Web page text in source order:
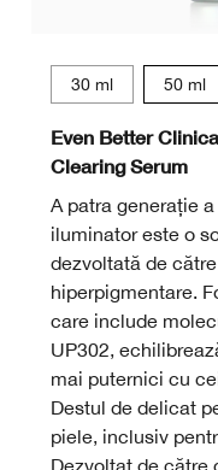
30 ml 50 ml
Even Better
Clearing Serum
A patra generație
iluminator este o
dezvoltată de
hiperpigmentare.
care include
UP302,
mai puternici cu
Destul de delicat
piele, inclusiv
Dezvoltat de către